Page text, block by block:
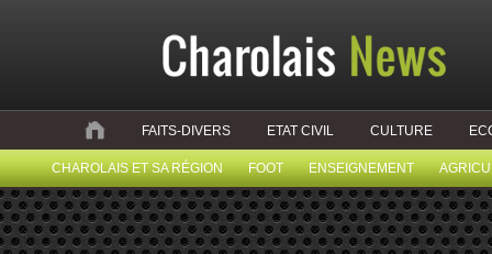
FAITS-DIVERS ETAT CIVIL CULTURE
CHAROLAIS ET SA RÉGION FOOT ENSEIGNEMENT